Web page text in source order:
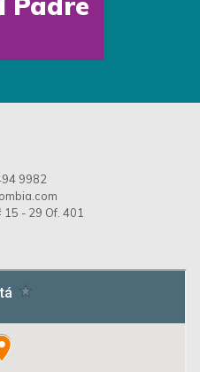
9982
15 - 29 Of. 401